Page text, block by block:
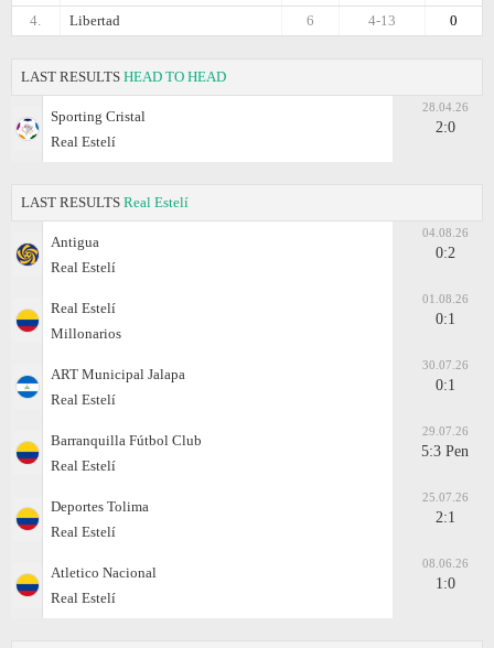
4.
Libertad 0
4-13
6
LAST RESULTS HEAD TO HEAD
Sporting Cristal
Real Estelí
28.04.26
2:0
LAST RESULTS Real Estelí
Antigua
Real Estelí
04.08.26
0:2
Real Estelí
Millonarios
01.08.26
0:1
ART Municipal Jalapa
Real Estelí
30.07.26
0:1
Barranquilla Fútbol Club
Real Estelí
29.07.26
5:3 Pen
Deportes Tolima
Real Estelí
25.07.26
2:1
Atletico Nacional
Real Estelí
08.06.26
1:0